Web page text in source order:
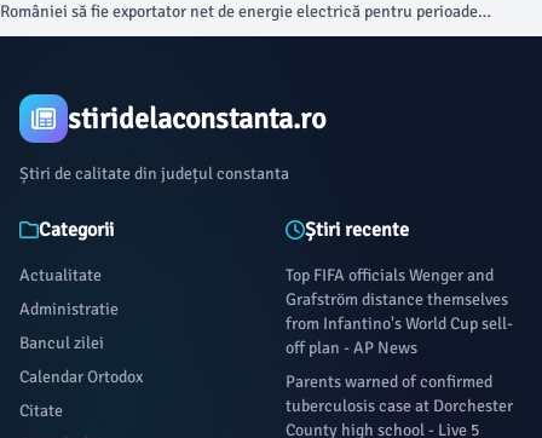
României să fie exportator net de energie electrică pentru perioade
semnificative în această perioadă.
stiridelaconstanta.ro
Știri de calitate din județul constanta
Categorii
Actualitate
Administratie
Bancul zilei
Calendar Ortodox
Citate
Știri recente
Top FIFA officials Wenger and
Grafström distance themselves
from Infantino's World Cup sell-
off plan - AP News
Parents warned of confirmed
tuberculosis case at Dorchester
County high school - Live 5